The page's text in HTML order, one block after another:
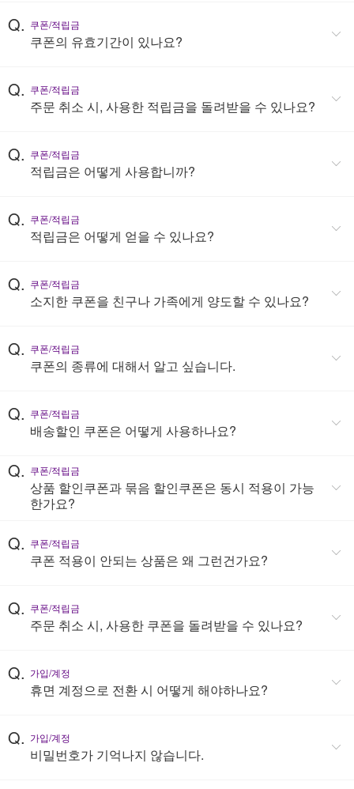
Q. 쿠폰/적립금
쿠폰의 유효기간이 있나요?
Q. 쿠폰/적립금
주문 취소 시, 사용한 적립금을 돌려받을 수 있나요?
Q. 쿠폰/적립금
적립금은 어떻게 사용합니까?
Q. 쿠폰/적립금
적립금은 어떻게 얻을 수 있나요?
Q. 쿠폰/적립금
소지한 쿠폰을 친구나 가족에게 양도할 수 있나요?
Q. 쿠폰/적립금
쿠폰의 종류에 대해서 알고 싶습니다.
Q. 쿠폰/적립금
배송할인 쿠폰은 어떻게 사용하나요?
Q. 쿠폰/적립금
상품 할인쿠폰과 묶음 할인쿠폰은 동시 적용이 가능
한가요?
Q. 쿠폰/적립금
쿠폰 적용이 안되는 상품은 왜 그런건가요?
Q. 쿠폰/적립금
주문 취소 시, 사용한 쿠폰을 돌려받을 수 있나요?
Q. 가입/계정
휴면 계정으로 전환 시 어떻게 해야하나요?
Q. 가입/계정
비밀번호가 기억나지 않습니다.